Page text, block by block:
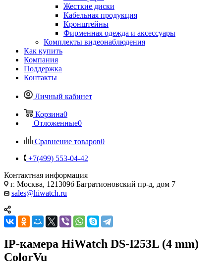
Жесткие диски
Кабельная продукция
Кронштейны
Фирменная одежда и аксессуары
Комплекты видеонаблюдения
Как купить
Компания
Поддержка
Контакты
Личный кабинет
Корзина0
Отложенные0
Сравнение товаров0
+7(499) 553-04-42
Контактная информация
г. Москва, 121309б Багратионовский пр-д, дом 7
sales@hiwatch.ru
IP-камера HiWatch DS-I253L (4 mm)
ColorVu